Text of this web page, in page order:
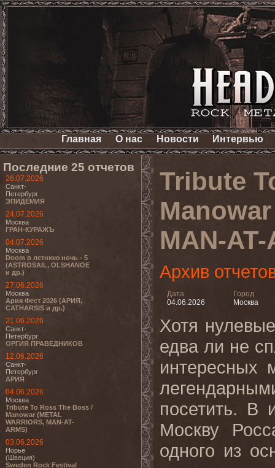
Главная О нас Новости Интервью
Последние 25 отчетов
26.07.2026
Санкт-
Петербург
ЭПИДЕМИЯ
24.07.2026
Москва
ГРАН-КУРАЖЪ
04.07.2026
Москва
Doom в летнюю ночь - 5
(ASTROSAIL, OLSHANOE
и др.)
27.06.2026
Москва
Ария Фест 2026 (АРИЯ,
CATHARSIS и др.)
21.06.2026
Санкт-
Петербург
ОРГИЯ ПРАВЕДНИКОВ
12.06.2026
Санкт-
Петербург
АРИЯ
04.06.2026
Москва
Tribute To Ross The Boss /
Manowar (METAL
WARRIORS, MAN-AT-
ARMS)
03.06.2026
Норье
(Швеция)
Sweden Rock Festival
Tribute
MAN-
Архив
Дата
04.06.2026
Город
Москва
Хотя
едва ли не
интересных
посетить. В
Москву
одного из